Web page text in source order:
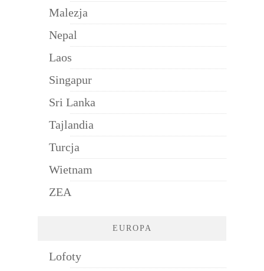
Malezja
Nepal
Laos
Singapur
Sri Lanka
Tajlandia
Turcja
Wietnam
ZEA
EUROPA
Lofoty